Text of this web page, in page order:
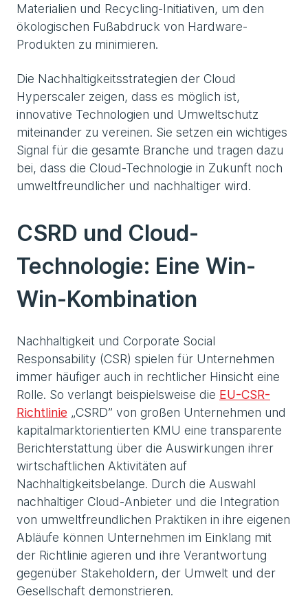
Materialien und Recycling-Initiativen, um den
ökologischen Fußabdruck von Hardware-
Produkten zu minimieren.
Die Nachhaltigkeitsstrategien der Cloud
Hyperscaler zeigen, dass es möglich ist,
innovative Technologien und Umweltschutz
miteinander zu vereinen. Sie setzen ein wichtiges
Signal für die gesamte Branche und tragen dazu
bei, dass die Cloud-Technologie in Zukunft noch
umweltfreundlicher und nachhaltiger wird.
CSRD und Cloud-
Technologie: Eine Win-
Win-Kombination
Nachhaltigkeit und Corporate Social
Responsability (CSR) spielen für Unternehmen
immer häufiger auch in rechtlicher Hinsicht eine
Rolle. So verlangt beispielsweise die EU-CSR-
Richtlinie „CSRD” von großen Unternehmen und
kapitalmarktorientierten KMU eine transparente
Berichterstattung über die Auswirkungen ihrer
wirtschaftlichen Aktivitäten auf
Nachhaltigkeitsbelange. Durch die Auswahl
nachhaltiger Cloud-Anbieter und die Integration
von umweltfreundlichen Praktiken in ihre eigenen
Abläufe können Unternehmen im Einklang mit
der Richtlinie agieren und ihre Verantwortung
gegenüber Stakeholdern, der Umwelt und der
Gesellschaft demonstrieren.